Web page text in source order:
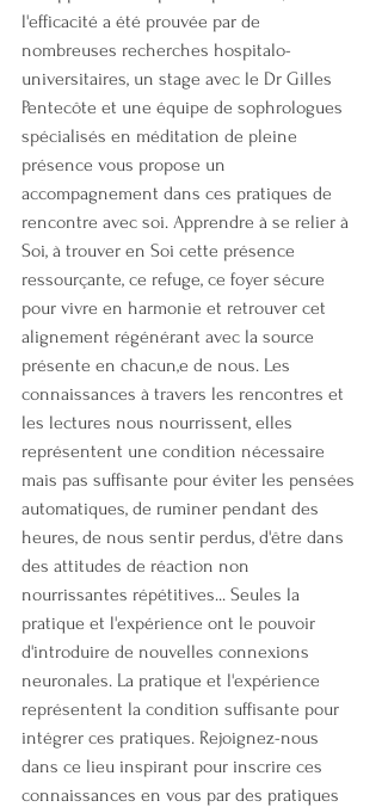
l'efficacité a été prouvée par de
nombreuses recherches hospitalo-
universitaires, un stage avec le Dr Gilles
Pentecôte et une équipe de sophrologues
spécialisés en méditation de pleine
présence vous propose un
accompagnement dans ces pratiques de
rencontre avec soi. Apprendre à se relier à
Soi, à trouver en Soi cette présence
ressourçante, ce refuge, ce foyer sécure
pour vivre en harmonie et retrouver cet
alignement régénérant avec la source
présente en chacun,e de nous. Les
connaissances à travers les rencontres et
les lectures nous nourrissent, elles
représentent une condition nécessaire
mais pas suffisante pour éviter les pensées
automatiques, de ruminer pendant des
heures, de nous sentir perdus, d'être dans
des attitudes de réaction non
nourrissantes répétitives... Seules la
pratique et l'expérience ont le pouvoir
d'introduire de nouvelles connexions
neuronales. La pratique et l'expérience
représentent la condition suffisante pour
intégrer ces pratiques. Rejoignez-nous
dans ce lieu inspirant pour inscrire ces
connaissances en vous par des pratiques